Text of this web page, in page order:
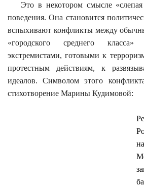
Это в некотором смысле «слепая
поведения. Она становится
вспыхивают конфликты между
«городского среднего
экстремистами, готовыми к
протестным действиям, к
идеалов. Символом этого
стихотворение Марины Кудимовой: